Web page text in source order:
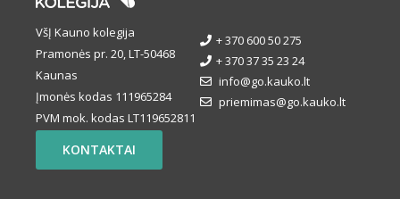
VšĮ Kauno kolegija
Pramonės pr. 20, LT-50468
Kaunas
Įmonės kodas 111965284
PVM mok. kodas LT119652811
+ 370 600 50 275
+ 370 37 35 23 24
info@go.kauko.lt
priemimas@go.kauko.lt
KONTAKTAI